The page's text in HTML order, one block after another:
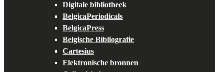
Digitale bibliotheek
BelgicaPeriodicals
BelgicaPress
Belgische Bibliografie
Cartesius
Elektronische bronnen